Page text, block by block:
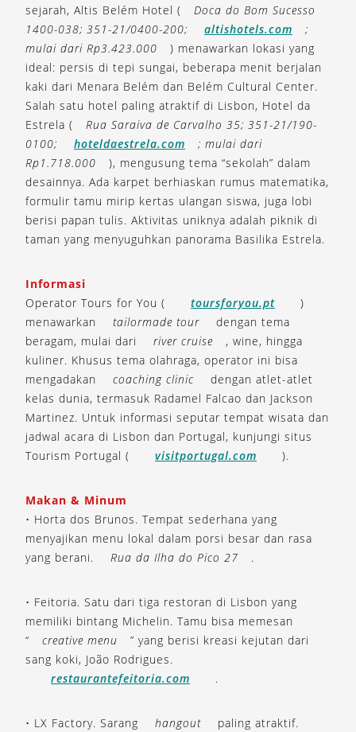
sejarah, Altis Belém Hotel (
Doca do Bom Sucesso
1400-038; 351-21/0400-200;
altishotels.com
;
mulai dari Rp3.423.000
) menawarkan lokasi yang
ideal: persis di tepi sungai, beberapa menit berjalan
kaki dari Menara Belém dan Belém Cultural Center.
Salah satu hotel paling atraktif di Lisbon, Hotel da
Estrela (
Rua Saraiva de Carvalho 35; 351-21/190-
0100;
hoteldaestrela.com
; mulai dari
Rp1.718.000
), mengusung tema “sekolah” dalam
desainnya. Ada karpet berhiaskan rumus matematika,
formulir tamu mirip kertas ulangan siswa, juga lobi
berisi papan tulis. Aktivitas uniknya adalah piknik di
taman yang menyuguhkan panorama Basilika Estrela.
Informasi
Operator Tours for You (
toursforyou.pt
)
menawarkan
tailormade tour
dengan tema
beragam, mulai dari
river cruise
, wine, hingga
kuliner. Khusus tema olahraga, operator ini bisa
mengadakan
coaching clinic
dengan atlet-atlet
kelas dunia, termasuk Radamel Falcao dan Jackson
Martinez. Untuk informasi seputar tempat wisata dan
jadwal acara di Lisbon dan Portugal, kunjungi situs
Tourism Portugal (
visitportugal.com ).
Makan & Minum
• Horta dos Brunos. Tempat sederhana yang
menyajikan menu lokal dalam porsi besar dan rasa
yang berani.
Rua da Ilha do Pico 27 .
• Feitoria. Satu dari tiga restoran di Lisbon yang
memiliki bintang Michelin. Tamu bisa memesan
“
creative menu
” yang berisi kreasi kejutan dari
sang koki, João Rodrigues.
restaurantefeitoria.com
.
• LX Factory. Sarang hangout
paling atraktif.